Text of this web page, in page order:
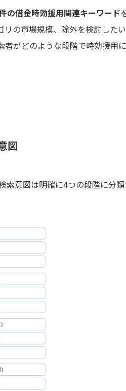
の借金時効援用関連キーワード
の市場規模、除外を検討した
がどのような段階で時効援用
図
索意図は明確に4つの段階に分